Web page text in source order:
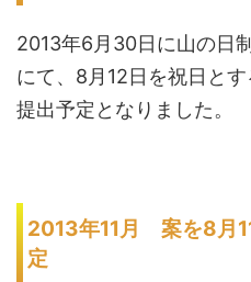
2013年6月30日に山の日
にて、8月12日を祝日と
提出予定となりました。
2013年11月 案を8月
定